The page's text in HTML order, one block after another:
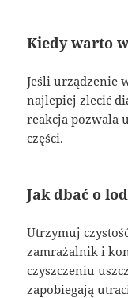
Kiedy warto
Jeśli urządzenie
najlepiej zlecić
reakcja pozwala
części.
Jak dbać o
Utrzymuj
zamrażalnik i
czyszczeniu
zapobiegają